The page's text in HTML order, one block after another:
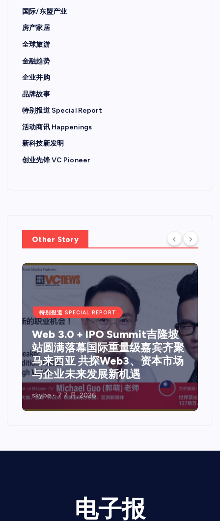
国际/东盟产业
房产家居
全球旅游
金融趋势
企业并购
品牌故事
特别报道 Special Report
活动商讯 Happenings
新科技新发明
创业先锋 VC Pioneer
Other Story
特别报道 SPECIAL REPORT
Web 3.0 + IPO Summit吉隆坡
站圆满落幕国际重量级嘉宾齐聚
马来西亚 共探Web3、资本市场
与企业未来发展新机遇
skybe 7 7 月, 2026
电子报